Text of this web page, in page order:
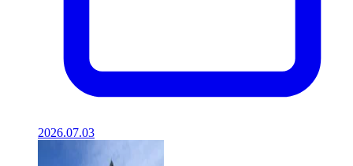
2026.07.03